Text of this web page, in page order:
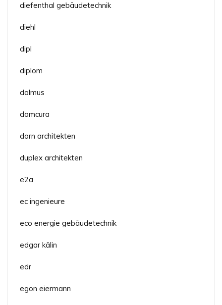
diefenthal gebäudetechnik
diehl
dipl
diplom
dolmus
domcura
dorn architekten
duplex architekten
e2a
ec ingenieure
eco energie gebäudetechnik
edgar kälin
edr
egon eiermann